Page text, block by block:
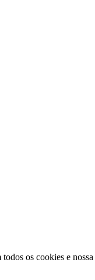
os cookies e nossa